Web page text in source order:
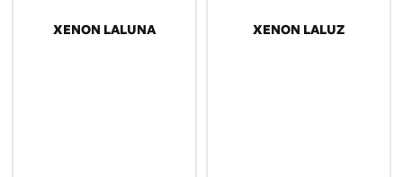
XENON LALUNA XENON LALUZ